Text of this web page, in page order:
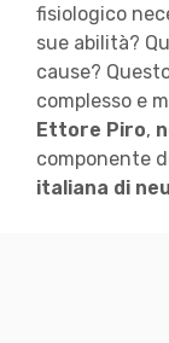
fisiologico
sue abilità?
cause?
complesso e
Ettore Piro,
componente
italiana di